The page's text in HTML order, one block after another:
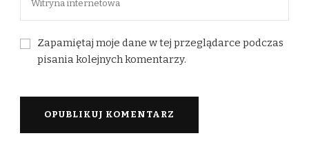
Zapamiętaj moje dane w tej przeglądarce podczas
pisania kolejnych komentarzy.